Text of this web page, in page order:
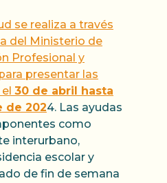
se realiza a través
del Ministerio de
Profesional y
presentar las
30 de abril hasta
de 2024. Las ayudas
como
interurbano,
escolar y
de fin de semana